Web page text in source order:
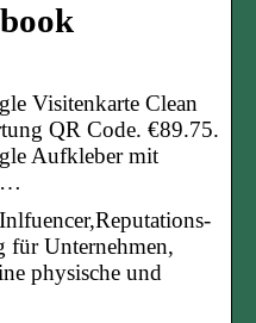
Visitenkarte Clean
QR Code. €89.75.
Aufkleber mit
…
Unternehmen,
physische und